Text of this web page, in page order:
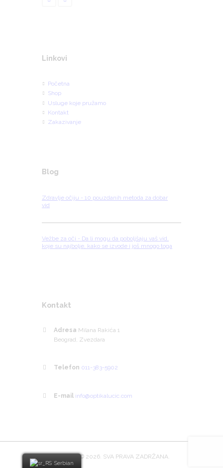
Linkovi
Početna
Shop
Usluge koje pružamo
Kontakt
Zakazivanje
Blog
Zdravlje očiju - 10 pouzdanih metoda za dobar
vid
Vežbe za oči - Da li mogu da poboljšaju vaš vid,
koje su najbolje, kako se izvode i još mnogo toga
Kontakt
Adresa Milana Rakića 1
Beograd, Zvezdara
Telefon 011-383-5902
E-mail info@optikalucic.com
OPTIKALUCIC© 2026. SVA PRAVA ZADRŽANA.
Serbian